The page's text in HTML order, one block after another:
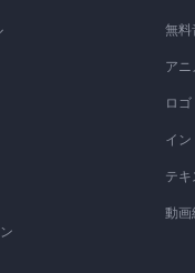
無料
アニ
ロ
イ
テ
動画